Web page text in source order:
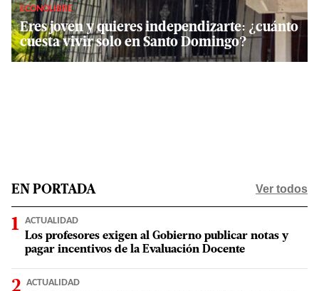
ECONOLIBRE
Eres joven y quieres independizarte: ¿cuánto
cuesta vivir solo en Santo Domingo?
EN PORTADA Ver todos
ACTUALIDAD
Los profesores exigen al Gobierno publicar notas y
pagar incentivos de la Evaluación Docente
ACTUALIDAD